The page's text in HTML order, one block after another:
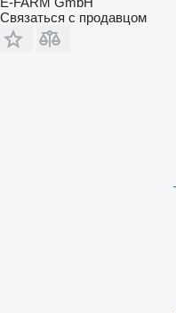
Связаться с продавцом